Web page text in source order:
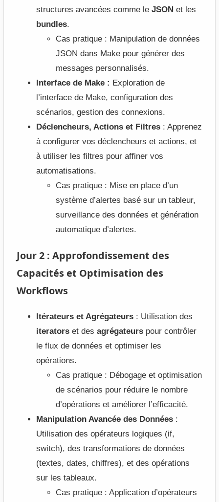
structures avancées comme le JSON et les
bundles.
Cas pratique : Manipulation de données
JSON dans Make pour générer des
messages personnalisés.
Interface de Make : Exploration de
l’interface de Make, configuration des
scénarios, gestion des connexions.
Déclencheurs, Actions et Filtres: Apprenez
à configurer vos déclencheurs et actions, et
à utiliser les filtres pour affiner vos
automatisations.
Cas pratique : Mise en place d’un
système d’alertes basé sur un tableur,
surveillance des données et génération
automatique d’alertes.
Jour 2 : Approfondissement des
Capacités et Optimisation des
Workflows
Itérateurs et Agrégateurs: Utilisation des
iteratorset des agrégateurspour contrôler
le flux de données et optimiser les
opérations.
Cas pratique : Débogage et optimisation
de scénarios pour réduire le nombre
d’opérations et améliorer l’efficacité.
Manipulation Avancée des Données:
Utilisation des opérateurs logiques (if,
switch), des transformations de données
(textes, dates, chiffres), et des opérations
sur les tableaux.
Cas pratique : Application d’opérateurs